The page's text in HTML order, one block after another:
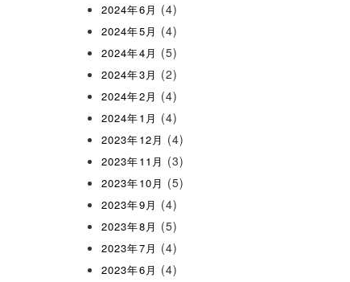
2024年6月 (4)
2024年5月 (4)
2024年4月 (5)
2024年3月 (2)
2024年2月 (4)
2024年1月 (4)
2023年12月 (4)
2023年11月 (3)
2023年10月 (5)
2023年9月 (4)
2023年8月 (5)
2023年7月 (4)
2023年6月 (4)